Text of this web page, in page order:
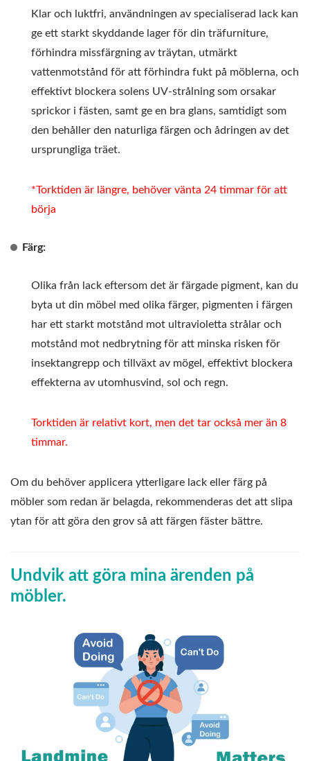
Klar och luktfri, användningen av specialiserad lack kan
ge ett starkt skyddande lager för din träfurniture,
förhindra missfärgning av träytan, utmärkt
vattenmotstånd för att förhindra fukt på möblerna, och
effektivt blockera solens UV-strålning som orsakar
sprickor i fästen, samt ge en bra glans, samtidigt som
den behåller den naturliga färgen och ådringen av det
ursprungliga träet.
*Torktiden är längre, behöver vänta 24 timmar för att
börja
Färg:
Olika från lack eftersom det är färgade pigment, kan du
byta ut din möbel med olika färger, pigmenten i färgen
har ett starkt motstånd mot ultravioletta strålar och
motstånd mot nedbrytning för att minska risken för
insektangrepp och tillväxt av mögel, effektivt blockera
effekterna av utomhusvind, sol och regn.
Torktiden är relativt kort, men det tar också mer än 8
timmar.
Om du behöver applicera ytterligare lack eller färg på
möbler som redan är belagda, rekommenderas det att slipa
ytan för att göra den grov så att färgen fäster bättre.
Undvik att göra mina ärenden på
möbler.